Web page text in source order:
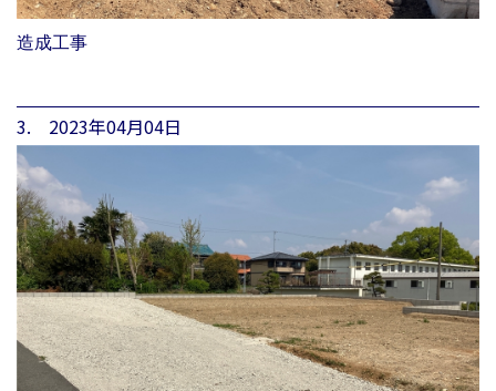
造成工事
3. 2023年04月04日